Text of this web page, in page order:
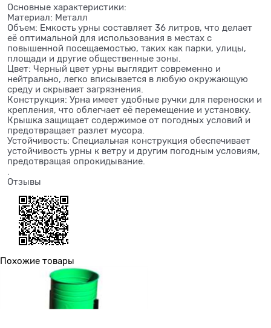
Основные характеристики:
Материал: Металл
Объем: Емкость урны составляет 36 литров, что делает
её оптимальной для использования в местах с
повышенной посещаемостью, таких как парки, улицы,
площади и другие общественные зоны.
Цвет: Черный цвет урны выглядит современно и
нейтрально, легко вписывается в любую окружающую
среду и скрывает загрязнения.
Конструкция: Урна имеет удобные ручки для переноски и
крепления, что облегчает её перемещение и установку.
Крышка защищает содержимое от погодных условий и
предотвращает разлет мусора.
Устойчивость: Специальная конструкция обеспечивает
устойчивость урны к ветру и другим погодным условиям,
предотвращая опрокидывание.
Отзывы
Похожие товары